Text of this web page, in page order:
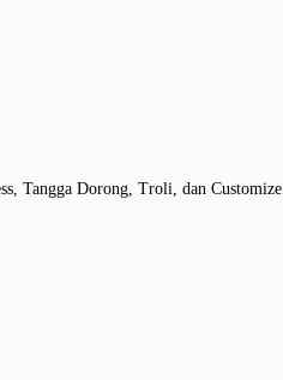
Tangga Dorong, Troli, dan Customize.